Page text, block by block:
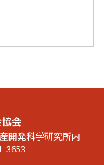
会
開発科学研究所内
3653